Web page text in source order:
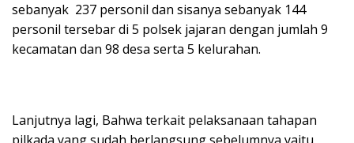
sebanyak 237 personil dan sisanya sebanyak 144
personil tersebar di 5 polsek jajaran dengan jumlah 9
kecamatan dan 98 desa serta 5 kelurahan.
Lanjutnya lagi, Bahwa terkait pelaksanaan tahapan